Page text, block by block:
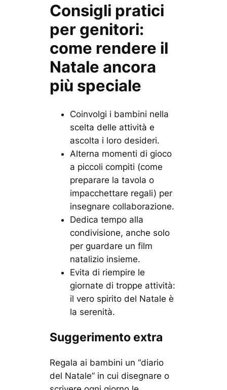
Consigli pratici
per genitori:
come rendere il
Natale ancora
più speciale
Coinvolgi i bambini nella
scelta delle attività e
ascolta i loro desideri.
Alterna momenti di gioco
a piccoli compiti (come
preparare la tavola o
impacchettare regali) per
insegnare collaborazione.
Dedica tempo alla
condivisione, anche solo
per guardare un film
natalizio insieme.
Evita di riempire le
giornate di troppe attività:
il vero spirito del Natale è
la serenità.
Suggerimento extra
Regala ai bambini un “diario
del Natale” in cui disegnare o